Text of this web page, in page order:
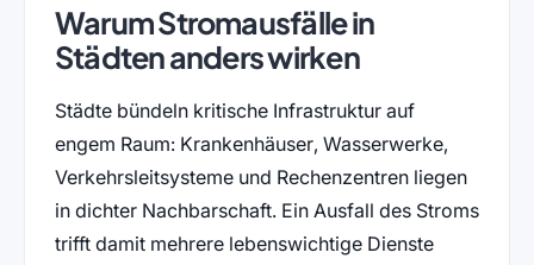
Warum Stromausfälle in
Städten anders wirken
Städte bündeln kritische Infrastruktur auf
engem Raum: Krankenhäuser, Wasserwerke,
Verkehrsleitsysteme und Rechenzentren liegen
in dichter Nachbarschaft. Ein Ausfall des Stroms
trifft damit mehrere lebenswichtige Dienste